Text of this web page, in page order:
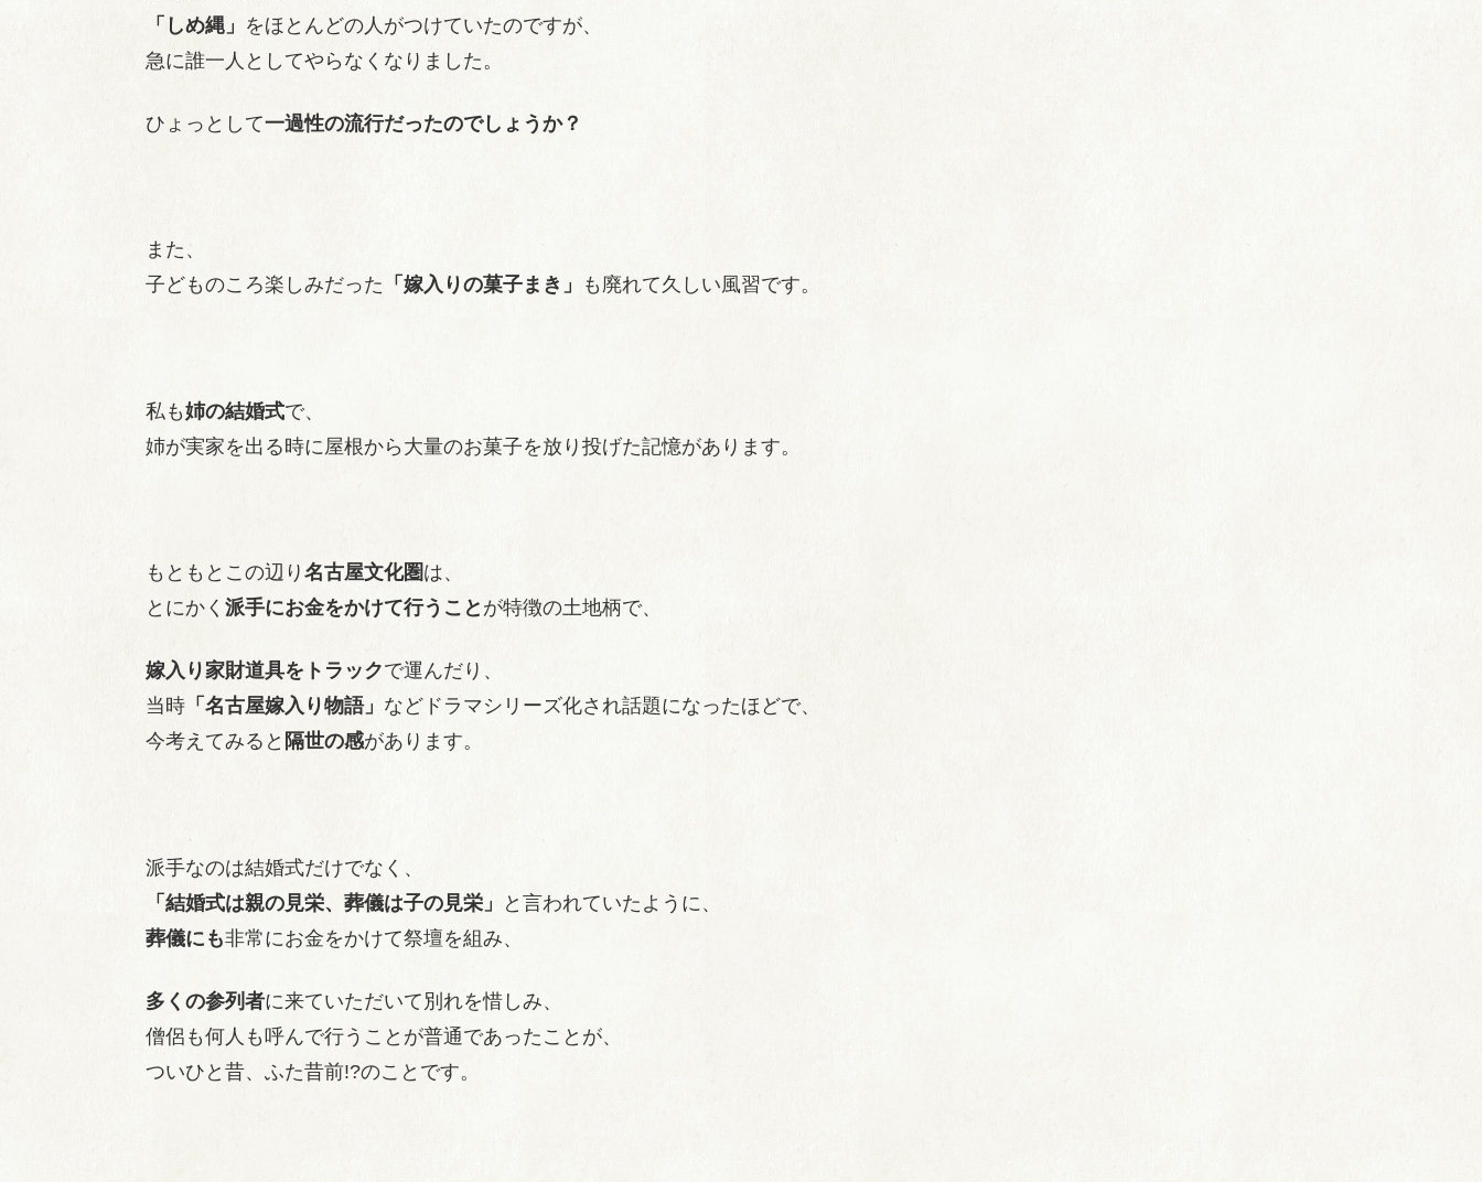
「しめ縄」 をほとんどの人がつけていたのですが、
急に誰一人としてやらなくなりました。
ひょっとして一過性の流行だったのでしょうか？
また、
子どものころ楽しみだった 「嫁入りの菓子まき」 も廃れて久しい風習です。
私も姉の結婚式で、
姉が実家を出る時に屋根から大量のお菓子を放り投げた記憶があります。
もともとこの辺り 名古屋文化圏 は、
とにかく 派手にお金をかけて行うこと が特徴の土地柄で、
嫁入り家財道具をトラックで運んだり、
当時 「名古屋嫁入り物語」 などドラマシリーズ化され話題になったほどで、
今考えてみると 隔世の感があります。
派手なのは結婚式だけでなく、
「結婚式は親の見栄、葬儀は子の見栄」
と言われていたように、
葬儀にも非常にお金をかけて祭壇を組み、
多くの参列者に来ていただいて別れを惜しみ、
僧侶も何人も呼んで行うことが普通であったことが、
ついひと昔、ふた昔前!?のことです。